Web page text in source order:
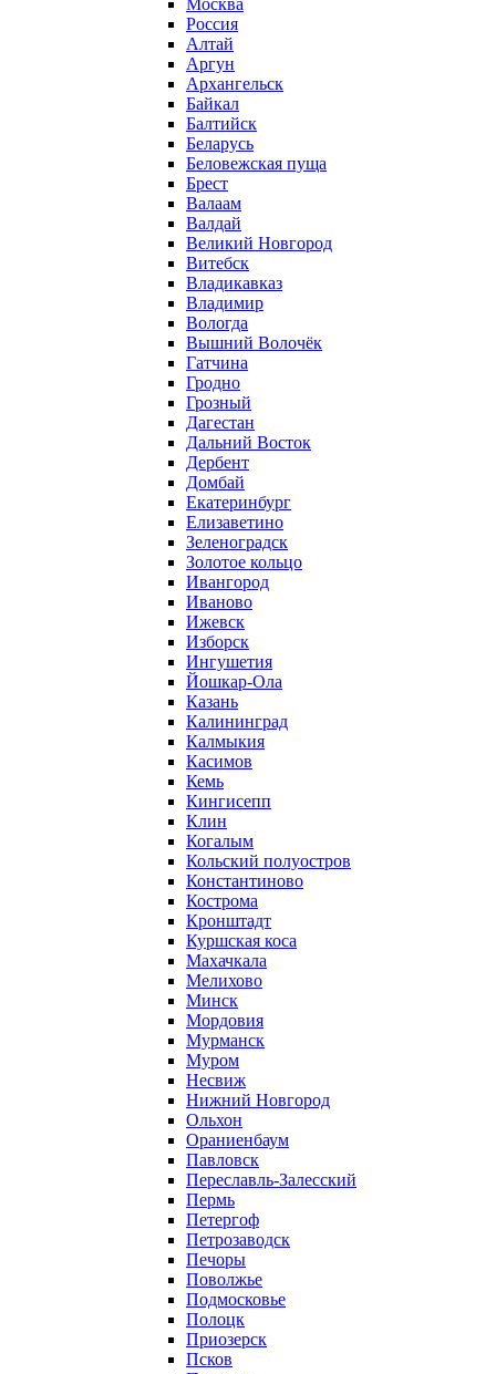
Москва
Россия
Алтай
Аргун
Архангельск
Байкал
Балтийск
Беларусь
Беловежская пуща
Брест
Валаам
Валдай
Великий Новгород
Витебск
Владикавказ
Владимир
Вологда
Вышний Волочёк
Гатчина
Гродно
Грозный
Дагестан
Дальний Восток
Дербент
Домбай
Екатеринбург
Елизаветино
Зеленоградск
Золотое кольцо
Ивангород
Иваново
Ижевск
Изборск
Ингушетия
Йошкар-Ола
Казань
Калининград
Калмыкия
Касимов
Кемь
Кингисепп
Клин
Когалым
Кольский полуостров
Константиново
Кострома
Кронштадт
Куршская коса
Махачкала
Мелихово
Минск
Мордовия
Мурманск
Муром
Несвиж
Нижний Новгород
Ольхон
Ораниенбаум
Павловск
Переславль-Залесский
Пермь
Петергоф
Петрозаводск
Печоры
Поволжье
Подмосковье
Полоцк
Приозерск
Псков